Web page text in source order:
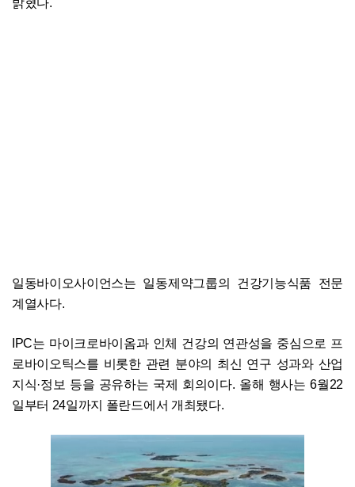
일동바이오사이언스는 일동제약그룹의 건강기능식품 전문
계열사다.
IPC는 마이크로바이옴과 인체 건강의 연관성을 중심으로 프
로바이오틱스를 비롯한 관련 분야의 최신 연구 성과와 산업
지식·정보 등을 공유하는 국제 회의이다. 올해 행사는 6월22
일부터 24일까지 폴란드에서 개최됐다.